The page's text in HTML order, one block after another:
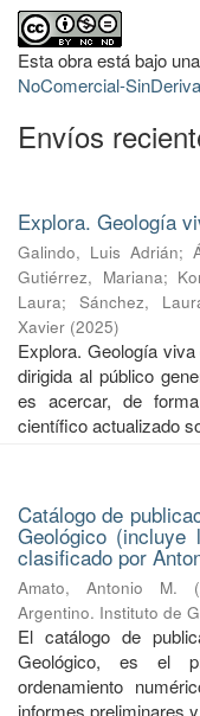
Esta obra está bajo una
NoComercial-
Envíos
Explora. Geología
Galindo, Luis Adrián;
Gutiérrez, Mariana;
Laura; Sánchez,
Xavier (2025)
Explora. Geología
dirigida al público
es acercar, de
científico actualizado
Catálogo de
Geológico (incluye
clasificado por
Amato, Antonio M. (
Argentino. Instituto de
El catálogo de
Geológico, es el
ordenamiento
informes preliminares